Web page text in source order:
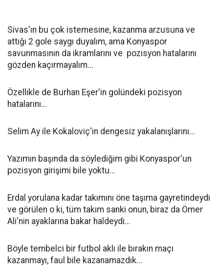
Sivas'ın bu çok istemesine, kazanma arzusuna ve
attığı 2 gole saygı duyalım, ama Konyaspor
savunmasının da ikramlarını ve pozisyon hatalarını
gözden kaçırmayalım...
Özellikle de Burhan Eşer'in golündeki pozisyon
hatalarını...
Selim Ay ile Kokaloviç'in dengesiz yakalanışlarını...
Yazımın başında da söylediğim gibi Konyaspor'un
pozisyon girişimi bile yoktu...
Erdal yorulana kadar takımını öne taşıma gayretindeydi
ve görülen o ki, tüm takım sanki onun, biraz da Ömer
Ali'nin ayaklarına bakar haldeydi...
Böyle tembelci bir futbol aklı ile bırakın maçı
kazanmayı, faul bile kazanamazdık...